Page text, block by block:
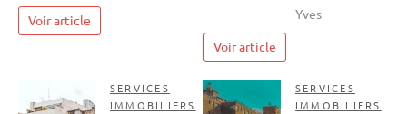
Voir article Yves
Voir article
SERVICES
IMMOBILIERS
SERVICES
IMMOBILIERS